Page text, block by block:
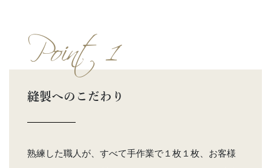
Point 1
縫製へのこだわり
熟練した職人が、すべて手作業で１枚１枚、お客様